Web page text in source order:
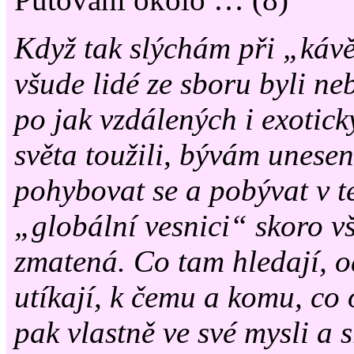
Když tak slýchám při
všude lidé ze sboru byli
po jak vzdálených i
světa toužili, bývám
pohybovat se a pobývat v
„globální vesnici“ skoro
zmatená. Co tam hledají,
utíkají, k čemu a komu, co
pak vlastně ve své mysli a